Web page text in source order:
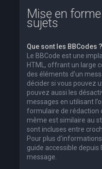
Mise en
sujets
Que sont les BBCodes ?
Le BBCode est une
HTML, offrant un large
des éléments d’un
décider si vous pouvez
pouvez aussi les
messages en utilisant
formulaire de rédaction
même est similaire au
sont incluses entre
Pour plus
guide accessible depuis
message.